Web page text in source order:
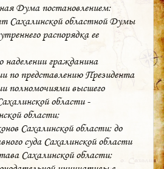
Дума постановлением:
Сахалинской областной Думы
распорядка ее
наделении гражданина
по представлению Президента
полномочиями высшего
области -
области;
Сахалинской области; до
суда Сахалинской области
Сахалинской области;